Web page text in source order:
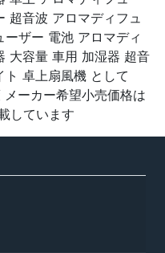
超音波 アロマディフュ
ザー 電池 アロマディ
大容量 車用 加湿器 超音
卓上扇風機 として
ーカー希望小売価格は
しています